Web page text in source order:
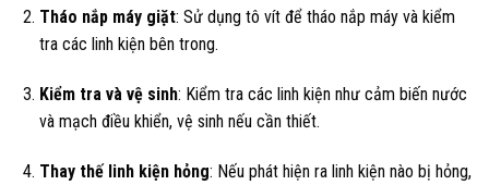
Tháo nắp máy giặt: Sử dụng tô vít để tháo nắp máy và kiểm
tra các linh kiện bên trong.
Kiểm tra và vệ sinh: Kiểm tra các linh kiện như cảm biến nước
và mạch điều khiển, vệ sinh nếu cần thiết.
Thay thế linh kiện hỏng: Nếu phát hiện ra linh kiện nào bị hỏng,